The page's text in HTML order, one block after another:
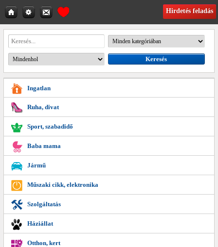
Hirdetés feladás
Ingatlan
Ruha, divat
Sport, szabadidő
Baba mama
Jármű
Műszaki cikk, elektronika
Szolgáltatás
Háziállat
Otthon, kert